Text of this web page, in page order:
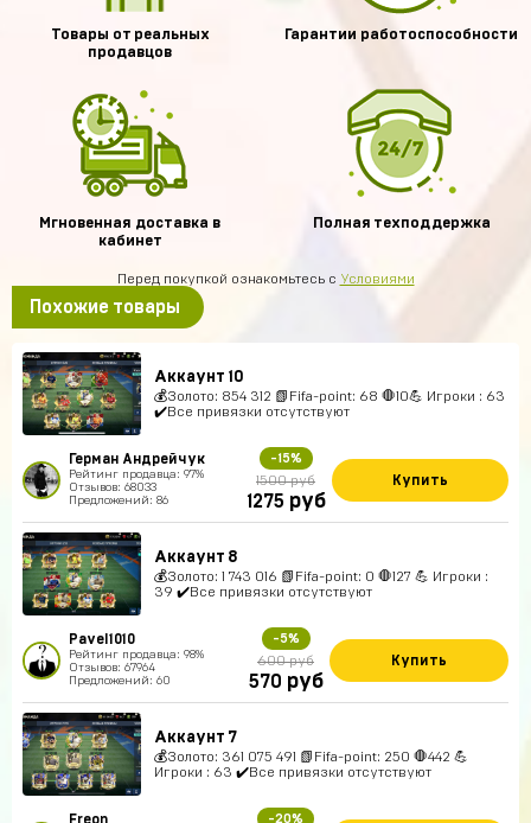
Товары от реальных
продавцов
Гарантии работоспособности
Мгновенная доставка в
кабинет
Полная техподдержка
Перед покупкой ознакомьтесь с Условиями
Похожие товары
Аккаунт 10
💰Золото: 854 312 📗Fifa-point: 68 🛑10💪 Игроки : 63
✔️Все привязки отсутствуют
Герман Андрейчук
Рейтинг продавца: 97%
Отзывов: 68033
Предложений: 86
-15%
1500 руб
1275 руб
Купить
Аккаунт 8
💰Золото: 1 743 016 📗Fifa-point: 0 🛑127 💪 Игроки :
39 ✔️Все привязки отсутствуют
Pavel1010
Рейтинг продавца: 98%
Отзывов: 67964
Предложений: 60
-5%
600 руб
570 руб
Купить
Аккаунт 7
💰Золото: 361 075 491 📗Fifa-point: 250 🛑442 💪
Игроки : 63 ✔️Все привязки отсутствуют
Freon -20%